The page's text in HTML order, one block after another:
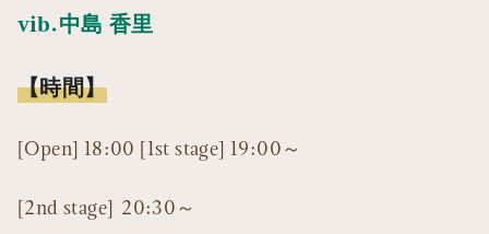
vib.中島 香里
【時間】
[Open] 18:00 [1st stage] 19:00～
[2nd stage] 20:30～